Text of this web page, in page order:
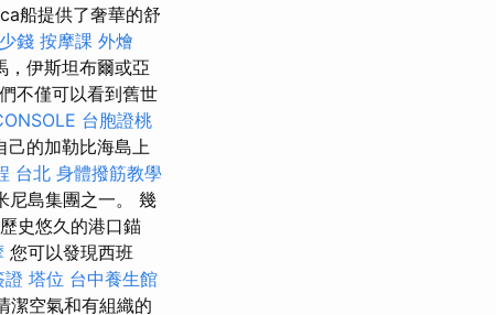
船提供了奢華的舒
錢 按摩課 外燴
，伊斯坦布爾或亞
不僅可以看到舊世
台胞證桃
己的加勒比海島上
台北 身體撥筋教學
尼島集團之一。 幾
史悠久的港口錨
您可以發現西班
證 塔位 台中養生館
潔空氣和有組織的